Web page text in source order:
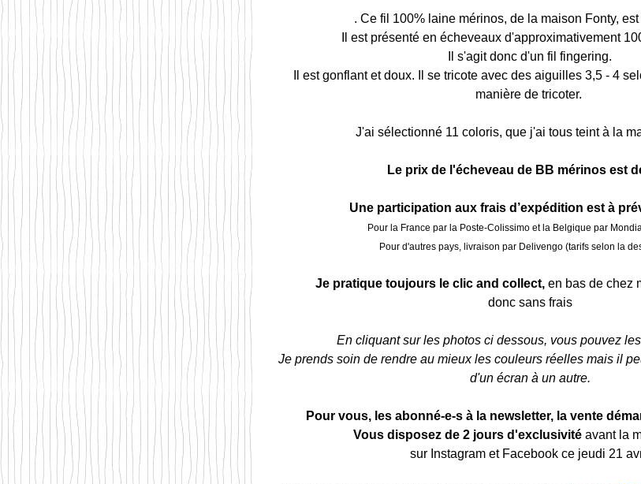
. Ce fil 100% laine mérinos, de la maison Fonty,
Il est présenté en écheveaux d'approximativement
Il s'agit donc d'un fil fingering.
Il est gonflant et doux. Il se tricote avec des aiguilles 3,5 - 4
manière de tricoter.
J'ai sélectionné 11 coloris, que j'ai tous teint à la
Le prix de l'écheveau de BB mérinos est
Une participation aux frais d’expédition est à
Pour la France par la Poste-Colissimo et la Belgique par
Pour d'autres pays, livraison par Delivengo (tarifs selon la
Je pratique toujours le clic and collect, en bas de chez
donc sans frais
En cliquant sur les photos ci dessous, vous pouvez
Je prends soin de rendre au mieux les couleurs réelles mais il
d'un écran à un autre.
Pour vous, les abonné-e-s à la newsletter, la vente
Vous disposez de 2 jours d'exclusivité avant la
sur Instagram et Facebook ce jeudi 21